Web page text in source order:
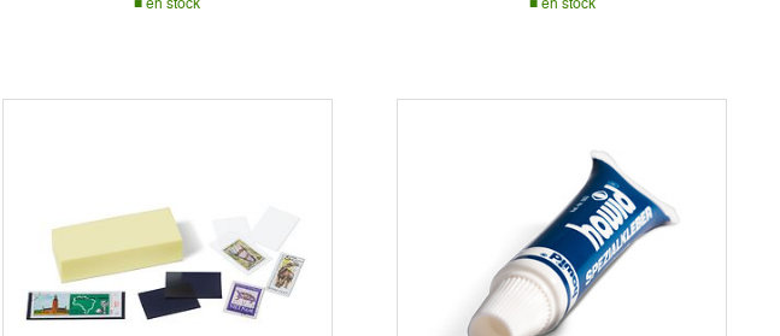
en stock en stock